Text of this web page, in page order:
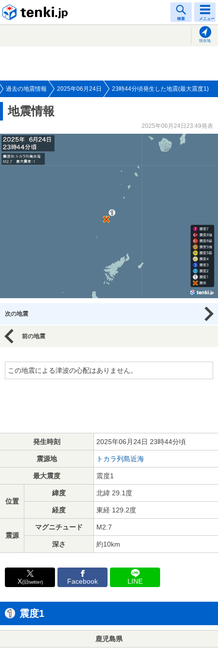
検索 メニュー
現在地
過去の地震情報 2025年06月24日 23時44分頃発生した地震(最大震度1)
地震情報
2025年06月24日23:49発表
次の地震
前の地震
この地震による津波の心配はありません。
発生時刻 2025年06月24日 23時44分頃
震源地 トカラ列島近海
最大震度 震度1
位置
緯度 北緯 29.1度
経度 東経 129.2度
震源
マグニチュード M2.7
深さ 約10km
X(旧twitter) Facebook LINE
震度1
鹿児島県